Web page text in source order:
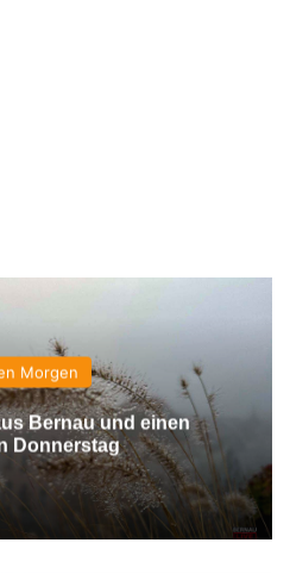
Morgen
Bernau und einen
Donnerstag